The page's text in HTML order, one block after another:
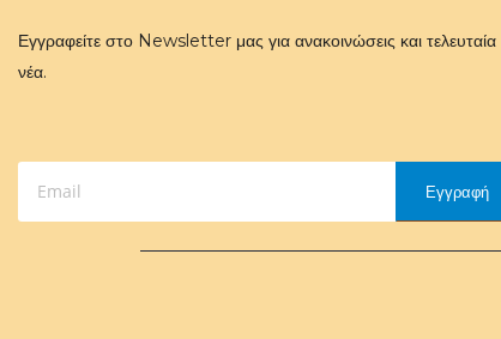
Εγγραφείτε στο Newsletter μας για ανακοινώσεις και τελευταία
νέα.
Εγγραφή